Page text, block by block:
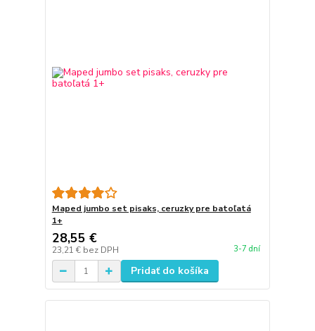
Maped jumbo set pisaks, ceruzky pre batoľatá
1+
28,55 €
23,21 € bez DPH 3-7 dní
Pridať do košíka